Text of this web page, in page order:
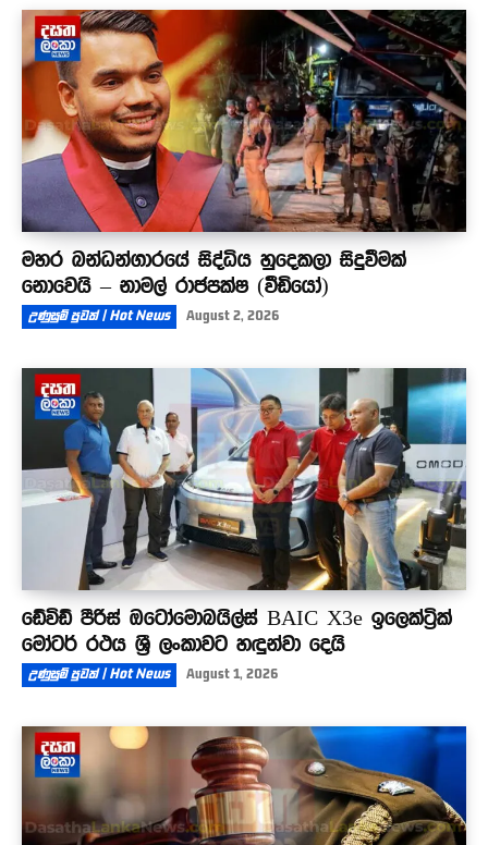
මහර බන්ධන්ගාරයේ සිද්ධිය හුදෙකලා සිදුවීමක්
නොවෙයි – නාමල් රාජපක්ෂ (වීඩියෝ)
උණුසුම් පුවත් | Hot News August 2, 2026
ඩේවිඩ් පීරිස් ඔටෝමොබයිල්ස් BAIC X3e ඉලෙක්ට්‍රික්
මෝටර් රථය ශ්‍රී ලංකාවට හඳුන්වා දෙයි
උණුසුම් පුවත් | Hot News August 1, 2026